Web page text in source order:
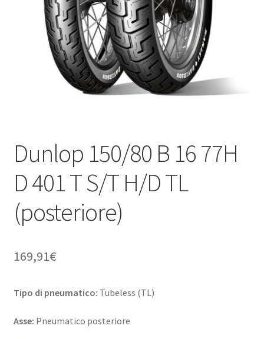
Dunlop 150/80 B 16 77H
D 401 T S/T H/D TL
(posteriore)
169,91€
Tipo di pneumatico: Tubeless (TL)
Asse: Pneumatico posteriore